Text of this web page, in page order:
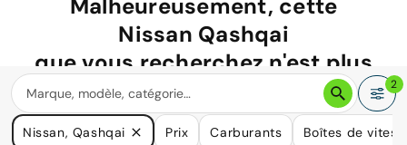
Malheureusement, cette
Nissan Qashqai
que vous recherchez n'est plus
disponible.
Nous avons de nombreuses voitures qui pourraient répondre
à vos besoins.
2
Nissan, Qashqai Prix Carburants Boîtes de